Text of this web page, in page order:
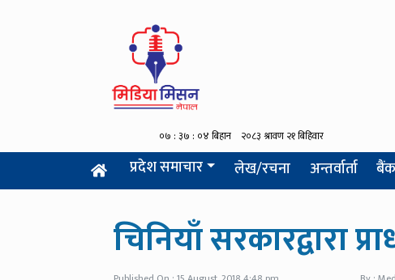
प्रदेश समाचार लेख/रचना अन्तर्वार्ता
चिनियाँ सरकारद्वारा